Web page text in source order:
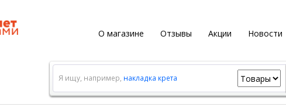
О магазине Отзывы Акции Новости
Я ищу, например, накладка крета